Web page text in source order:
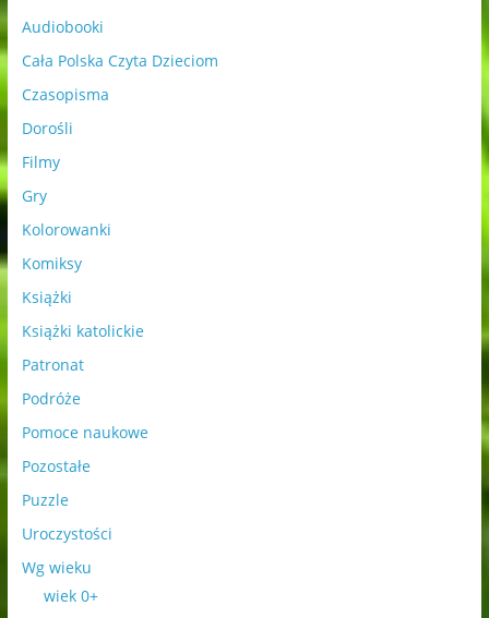
Audiobooki
Cała Polska Czyta Dzieciom
Czasopisma
Dorośli
Filmy
Gry
Kolorowanki
Komiksy
Książki
Książki katolickie
Patronat
Podróże
Pomoce naukowe
Pozostałe
Puzzle
Uroczystości
Wg wieku
wiek 0+